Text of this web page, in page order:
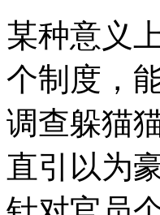
某种意义
个制度，
调查躲猫
直引以为